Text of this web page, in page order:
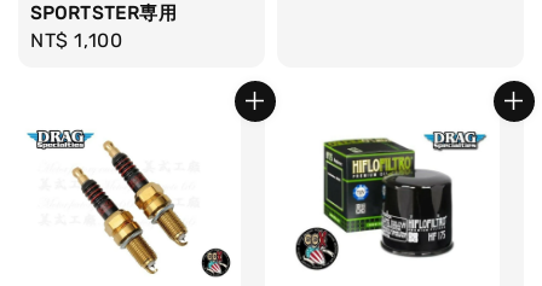
SPORTSTER専用
Regular
NT$ 1,100